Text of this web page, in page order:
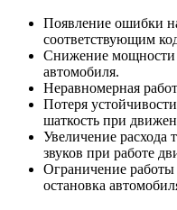
Появление ошибки
соответствующим
Снижение мощности
автомобиля.
Неравномерная
Потеря
шаткость при
Увеличение расхода
звуков при работе
Ограничение
остановка